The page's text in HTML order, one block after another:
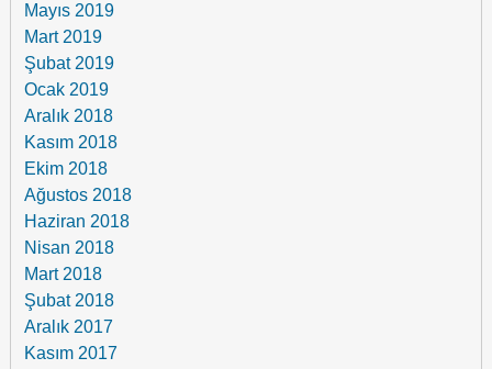
Mayıs 2019
Mart 2019
Şubat 2019
Ocak 2019
Aralık 2018
Kasım 2018
Ekim 2018
Ağustos 2018
Haziran 2018
Nisan 2018
Mart 2018
Şubat 2018
Aralık 2017
Kasım 2017